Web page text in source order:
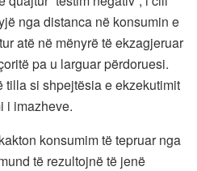
nga distanca në konsumin e
atë në mënyrë të ekzagjeruar
pa u larguar përdoruesi.
tilla si shpejtësia e ekzekutimit
i imazheve.
konsumim të tepruar nga
të rezultojnë të jenë